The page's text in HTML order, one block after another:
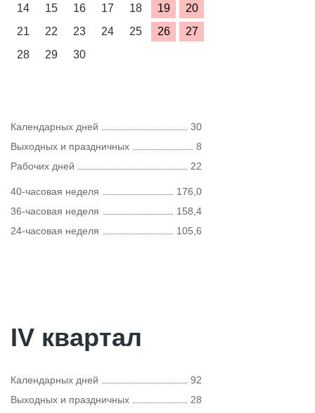
14
15 16 17 18 19
20
21
22 23 24 25 26
27
28
29 30
Календарных дней
30
Выходных и праздничных
8
Рабочих дней
22
40-часовая неделя
176,0
36-часовая неделя
158,4
24-часовая неделя
105,6
IV квартал
Календарных дней
92
Выходных и праздничных
28